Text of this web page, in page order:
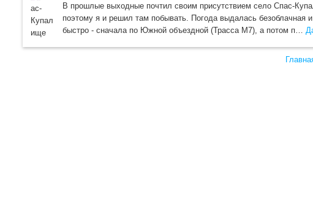
В прошлые выходные почтил своим присутствием село Спас-
поэтому я и решил там побывать. Погода выдалась безоблачная
быстро - сначала по Южной объездной (Трасса М7), а потом п…